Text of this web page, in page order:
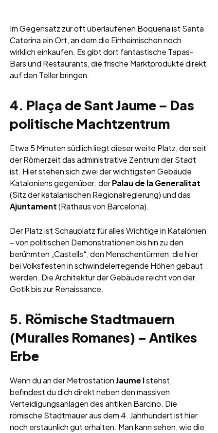
Im Gegensatz zur oft überlaufenen Boqueria ist Santa
Caterina ein Ort, an dem die Einheimischen noch
wirklich einkaufen. Es gibt dort fantastische Tapas-
Bars und Restaurants, die frische Marktprodukte direkt
auf den Teller bringen.
4. Plaça de Sant Jaume – Das
politische Machtzentrum
Etwa 5 Minuten südlich liegt dieser weite Platz, der seit
der Römerzeit das administrative Zentrum der Stadt
ist. Hier stehen sich zwei der wichtigsten Gebäude
Kataloniens gegenüber: derPalau de la Generalitat
(Sitz der katalanischen Regionalregierung) und das
Ajuntament(Rathaus von Barcelona).
Der Platz ist Schauplatz für alles Wichtige in Katalonien
– von politischen Demonstrationen bis hin zu den
berühmten „Castells“, den Menschentürmen, die hier
bei Volksfesten in schwindelerregende Höhen gebaut
werden. Die Architektur der Gebäude reicht von der
Gotik bis zur Renaissance.
5. Römische Stadtmauern
(Muralles Romanes) – Antikes
Erbe
Wenn du an der MetrostationJaume Istehst,
befindest du dich direkt neben den massiven
Verteidigungsanlagen des antiken Barcino. Die
römische Stadtmauer aus dem 4. Jahrhundert ist hier
noch erstaunlich gut erhalten. Man kann sehen, wie die